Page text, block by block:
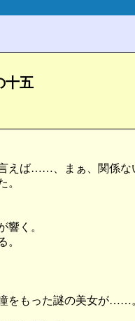
十五
ば……、まぁ、関係な
。
響く。
。
をもった謎の美女が……